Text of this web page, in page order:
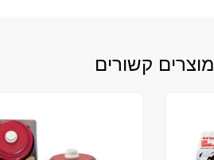
מוצרים קשורים